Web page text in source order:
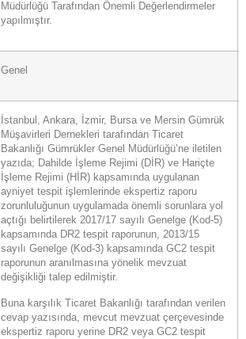
Müdürlüğü Tarafından Önemli Değerlendirmeler
yapılmıştır.
Genel
İstanbul, Ankara, İzmir, Bursa ve Mersin Gümrük
Müşavirleri Dernekleri tarafından Ticaret
Bakanlığı Gümrükler Genel Müdürlüğü’ne iletilen
yazıda; Dahilde İşleme Rejimi (DİR) ve Hariçte
İşleme Rejimi (HİR) kapsamında uygulanan
ayniyet tespit işlemlerinde ekspertiz raporu
zorunluluğunun uygulamada önemli sorunlara yol
açtığı belirtilerek 2017/17 sayılı Genelge (Kod-5)
kapsamında DR2 tespit raporunun, 2013/15
sayılı Genelge (Kod-3) kapsamında GC2 tespit
raporunun aranılmasına yönelik mevzuat
değişikliği talep edilmiştir.
Buna karşılık Ticaret Bakanlığı tarafından verilen
cevap yazısında, mevcut mevzuat çerçevesinde
ekspertiz raporu yerine DR2 veya GC2 tespit